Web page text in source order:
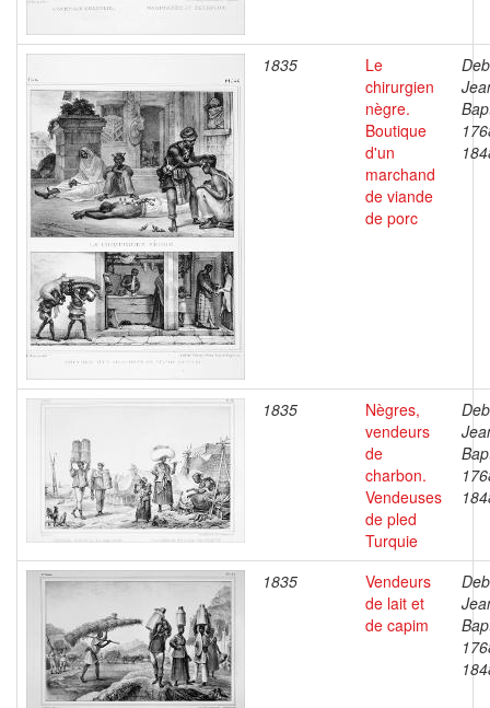
1835
Le
chirurgien
nègre.
Boutique
d'un
marchand
de viande
de porc
1835
Nègres,
vendeurs
de
charbon.
Vendeuses
de pled
Turquie
1835
Vendeurs
de lait et
de capim